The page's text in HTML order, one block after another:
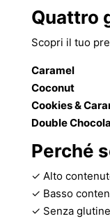
Quattro
Scopri il tuo
Caramel
Coconut
Cookies &
Double
Perché
✓ Alto
✓ Basso
✓ Senza glutine